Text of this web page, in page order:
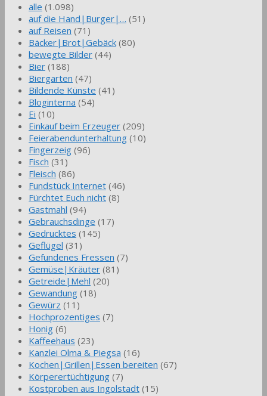
alle (1.098)
auf die Hand|Burger|… (51)
auf Reisen (71)
Bäcker|Brot|Gebäck (80)
bewegte Bilder (44)
Bier (188)
Biergarten (47)
Bildende Künste (41)
Bloginterna (54)
Ei (10)
Einkauf beim Erzeuger (209)
Feierabendunterhaltung (10)
Fingerzeig (96)
Fisch (31)
Fleisch (86)
Fundstück Internet (46)
Fürchtet Euch nicht (8)
Gastmahl (94)
Gebrauchsdinge (17)
Gedrucktes (145)
Geflügel (31)
Gefundenes Fressen (7)
Gemüse|Kräuter (81)
Getreide|Mehl (20)
Gewandung (18)
Gewürz (11)
Hochprozentiges (7)
Honig (6)
Kaffeehaus (23)
Kanzlei Olma & Piegsa (16)
Kochen|Grillen|Essen bereiten (67)
Körperertüchtigung (7)
Kostproben aus Ingolstadt (15)